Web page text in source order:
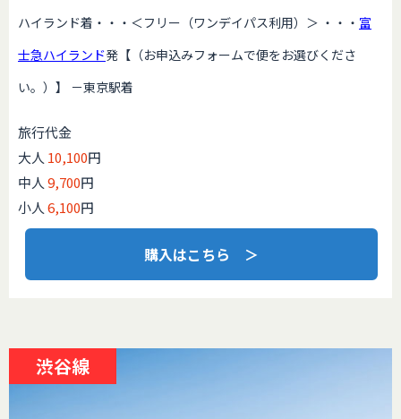
ハイランド着・・・＜フリー（ワンデイパス利用）＞ ・・・ 富
士急ハイランド発【（お申込みフォームで便をお選びくださ
い。）】 －東京駅着
旅行代金
大人 10,100円
中人 9,700円
小人 6,100円
購入はこちら ＞
渋谷線